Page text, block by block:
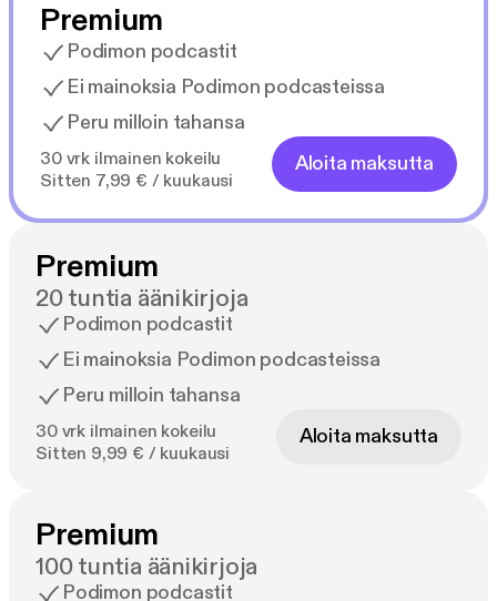
Premium
Podimon podcastit
Ei mainoksia Podimon podcasteissa
Peru milloin tahansa
30 vrk ilmainen kokeilu
Sitten 7,99 € / kuukausi
Aloita maksutta
Premium
20 tuntia äänikirjoja
Podimon podcastit
Ei mainoksia Podimon podcasteissa
Peru milloin tahansa
30 vrk ilmainen kokeilu
Sitten 9,99 € / kuukausi
Aloita maksutta
Premium
100 tuntia äänikirjoja
Podimon podcastit